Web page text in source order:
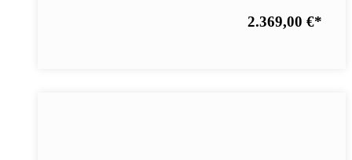
2.369,00 €*